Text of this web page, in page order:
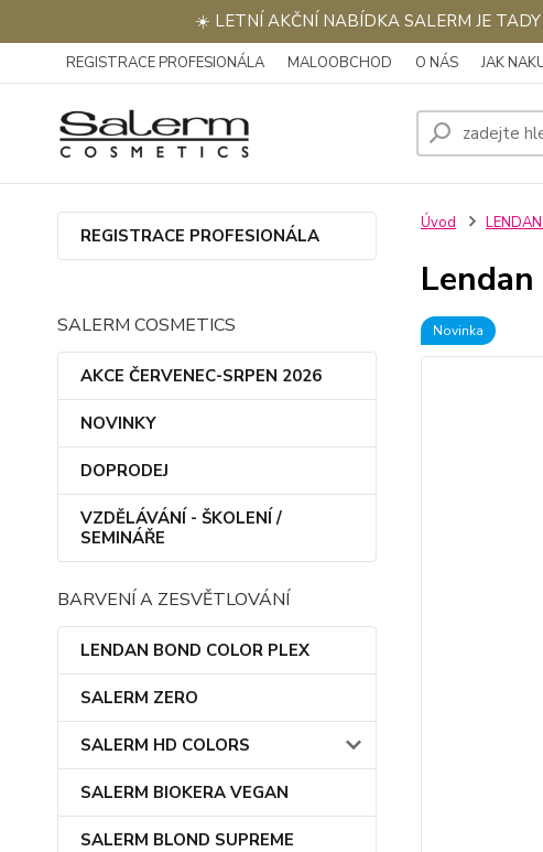
☀️ LETNÍ AKČNÍ NABÍDKA SALERM JE
REGISTRACE PROFESIONÁLA MALOOBCHOD O NÁS JAK
REGISTRACE PROFESIONÁLA
SALERM COSMETICS
AKCE ČERVENEC-SRPEN 2026
NOVINKY
DOPRODEJ
VZDĚLÁVÁNÍ - ŠKOLENÍ /
SEMINÁŘE
BARVENÍ A ZESVĚTLOVÁNÍ
LENDAN BOND COLOR PLEX
SALERM ZERO
SALERM HD COLORS
SALERM BIOKERA VEGAN
SALERM BLOND SUPREME
Úvod
Novinka